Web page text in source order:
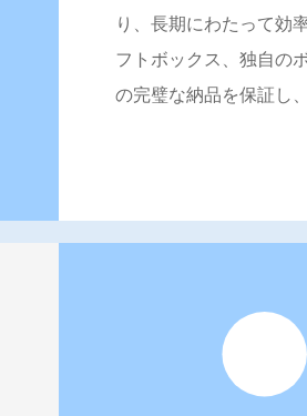
り、長期にわたって効
フトボックス、独自の
の完璧な納品を保証し